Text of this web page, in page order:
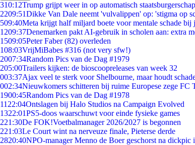
310:12Trump grijpt weer in op automatisch
2209:51Dikke Van Dale neemt 'vulvalippen' op: 'stigma op
509:40Meta krijgt half miljard boete voor mentale schade bij
1209:37Denemarken pakt AI-gebruik in scholen aan: extra
1509:05Peter Faber (82) overleden
108:03VrijMiBabes #316 (not very sfw!)
2007:34Random Pics van de Dag #1979
205:00Trailers kijken: de bioscoopreleases van week 32
003:37Ajax veel te sterk voor Shelbourne, maar houdt
002:34Nieuwkomers schitteren bij ruime Europese zege FC
1900:45Random Pics van de Dag #1978
11 22:04Ontslagen bij Halo Studios na Campaign Evolved
1322:01PS5-doos waarschuwt voor einde fysieke games
221:30De FOK!Voetbalmanager 2026/2027 is begonnen
221:03Le Court wint na nerveuze finale, Pieterse derde
2820:40NPO-manager Menno de Boer geschorst na dickpic